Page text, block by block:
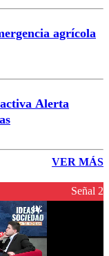
agrícola
Alerta
VER MÁS
Señal 2